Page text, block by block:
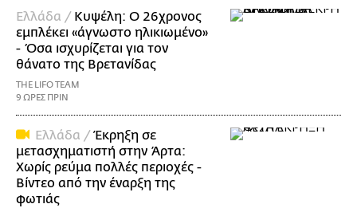
Ελλάδα / Κυψέλη: Ο 26χρονος
εμπλέκει «άγνωστο ηλικιωμένο»
- Όσα ισχυρίζεται για τον
θάνατο της Βρετανίδας
THE LIFO TEAM
9 ΩΡΕΣ ΠΡΙΝ
Ελλάδα /Έκρηξη σε
μετασχηματιστή στην Άρτα:
Χωρίς ρεύμα πολλές περιοχές -
Βίντεο από την έναρξη της
φωτιάς